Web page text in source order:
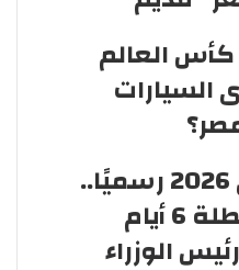
العالم
السيارات
إجازة عيد الأضحى 2026 رسميًا..
الحكومة تعلن عطلة 6 أيام
الوزراء